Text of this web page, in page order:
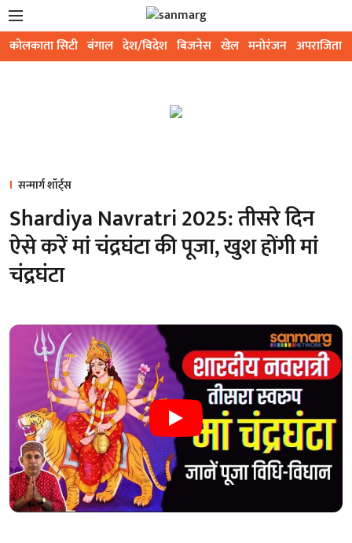
कोलकाता सिटी बंगाल देश/विदेश बिजनेस खेल मनोरंजन अपराजिता
सन्मार्ग शॉर्ट्स
Shardiya Navratri 2025: तीसरे दिन
ऐसे करें मां चंद्रघंटा की पूजा, खुश होंगी मां
चंद्रघंटा